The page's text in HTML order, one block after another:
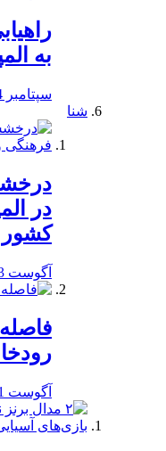
به
سپتامبر 24, 2019
شنا
در
کشور
آگوست 23, 2019
آگوست 21, 2019